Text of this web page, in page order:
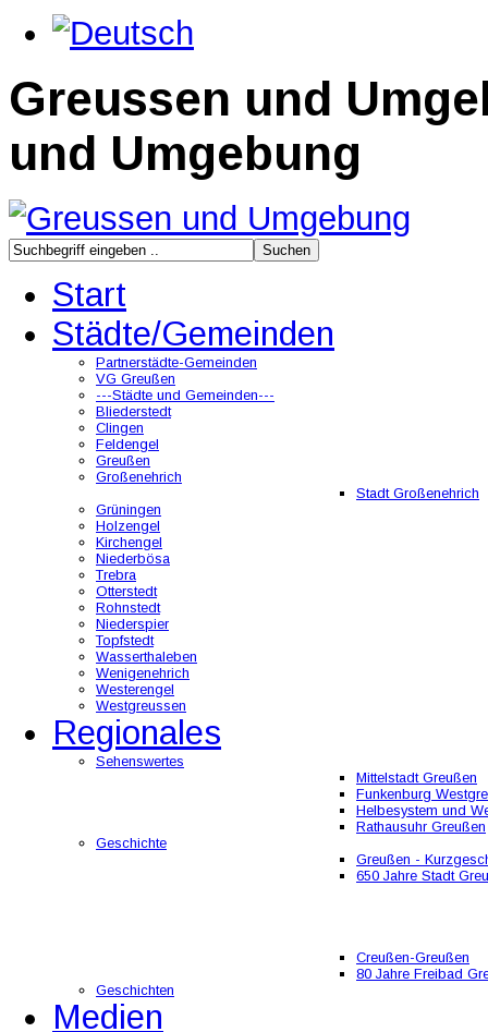
Greussen und
und Umgebung
Start
Städte/Gemeinden
Partnerstädte-Gemeinden
VG Greußen
---Städte und Gemeinden---
Bliederstedt
Clingen
Feldengel
Greußen
Großenehrich
Stadt Großenehrich
Grüningen
Holzengel
Kirchengel
Niederbösa
Trebra
Otterstedt
Rohnstedt
Niederspier
Topfstedt
Wasserthaleben
Wenigenehrich
Westerengel
Westgreussen
Regionales
Sehenswertes
Mittelstadt Greußen
Funkenburg
Helbesystem und
Rathausuhr Greußen
Geschichte
Greußen -
650 Jahre Stadt
Creußen-Greußen
80 Jahre Freibad
Geschichten
Medien